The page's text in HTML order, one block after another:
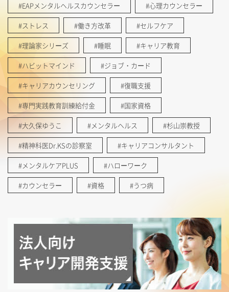
#EAPメンタルヘルスカウンセラー #心理カウンセラー
#ストレス #働き方改革 #セルフケア
#理論家シリーズ #睡眠 #キャリア教育
#ハビットマインド #ジョブ・カード
#キャリアカウンセリング #復職支援
#専門実践教育訓練給付金 #国家資格
#大久保ゆうこ #メンタルヘルス #杉山崇教授
#精神科医Dr.KSの診察室 #キャリアコンサルタント
#メンタルケアPLUS #ハローワーク
#カウンセラー #資格 #うつ病